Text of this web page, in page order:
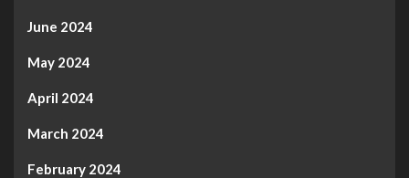
June 2024
May 2024
April 2024
March 2024
February 2024